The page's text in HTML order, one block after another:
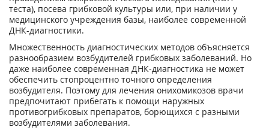
теста), посева грибковой культуры или, при наличии у
медицинского учреждения базы, наиболее современной
ДНК-диагностики.
Множественность диагностических методов объясняется
разнообразием возбудителей грибковых заболеваний. Но
даже наиболее современная ДНК-диагностика не может
обеспечить стопроцентно точного определения
возбудителя. Поэтому для лечения онихомикозов врачи
предпочитают прибегать к помощи наружных
противогрибковых препаратов, борющихся с разными
возбудителями заболевания.